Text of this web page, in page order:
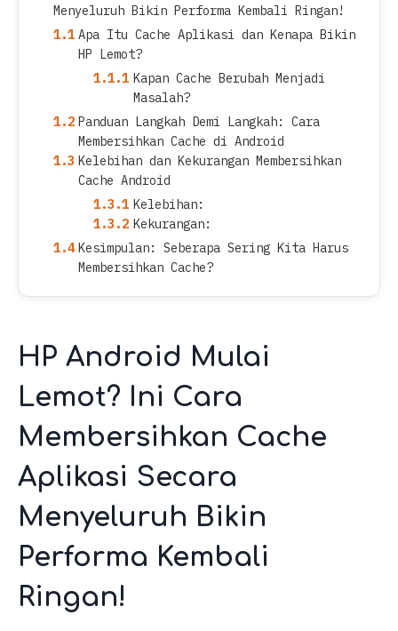
Menyeluruh Bikin Performa Kembali Ringan!
Apa Itu Cache Aplikasi dan Kenapa Bikin
HP Lemot?
Kapan Cache Berubah Menjadi
Masalah?
Panduan Langkah Demi Langkah: Cara
Membersihkan Cache di Android
Kelebihan dan Kekurangan Membersihkan
Cache Android
Kelebihan:
Kekurangan:
Kesimpulan: Seberapa Sering Kita Harus
Membersihkan Cache?
HP Android Mulai
Lemot? Ini Cara
Membersihkan Cache
Aplikasi Secara
Menyeluruh Bikin
Performa Kembali
Ringan!